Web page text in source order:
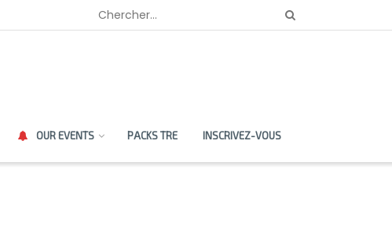
OUR EVENTS PACKS TRE INSCRIVEZ-VOUS